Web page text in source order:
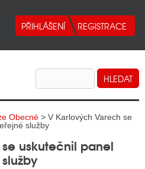
Obecné > V Karlových Varech se
služby
uskutečnil panel